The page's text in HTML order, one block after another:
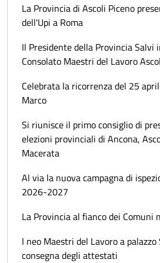
La Provincia di Ascoli Piceno
dell'Upi a Roma
Il Presidente della Provincia
Consolato Maestri del Lavoro
Celebrata la ricorrenza del 25
Marco
Si riunisce il primo consiglio di
elezioni provinciali di Ancona,
Macerata
Al via la nuova campagna di
2026-2027
La Provincia al fianco dei Comuni
I neo Maestri del Lavoro a
consegna degli attestati